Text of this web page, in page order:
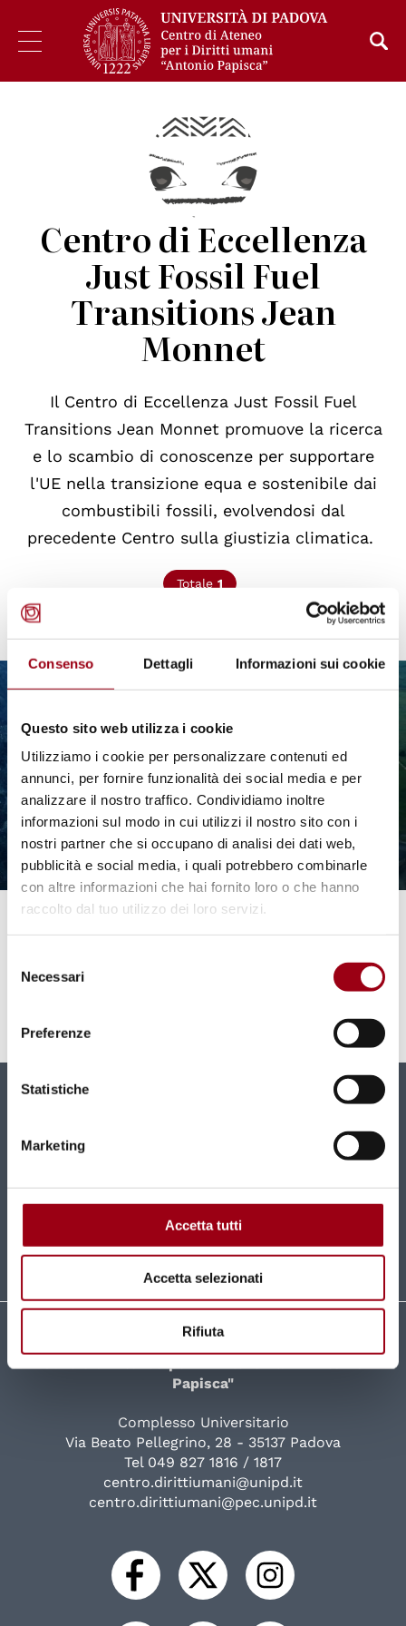
Consenso Dettagli Informazioni sui cookie
Questo sito web utilizza i cookie
Utilizziamo i cookie per personalizzare contenuti ed
annunci, per fornire funzionalità dei social media e per
analizzare il nostro traffico. Condividiamo inoltre
informazioni sul modo in cui utilizzi il nostro sito con i
nostri partner che si occupano di analisi dei dati web,
pubblicità e social media, i quali potrebbero combinarle
con altre informazioni che hai fornito loro o che hanno
raccolto dal tuo utilizzo dei loro servizi.
delNecessari
Preferenze
Statistiche
Marketing
Accetta tutti
Accetta selezionati
Rifiuta
Centro di Eccellenza
Just Fossil Fuel
Transitions Jean
Monnet
Il Centro di Eccellenza Just Fossil Fuel
Transitions Jean Monnet promuove la ricerca
e lo scambio di conoscenze per supportare
l'UE nella transizione equa e sostenibile dai
combustibili fossili, evolvendosi dal
precedente Centro sulla giustizia climatica.
Totale 1
© UN Photo/Gill Fickling
combustibili fossili nel sottosuolo
11.01.2025
Nuovi contenuti e news mensili direttamente nella
ISCRIVITI
Papisca"
Complesso Universitario
Via Beato Pellegrino, 28 - 35137 Padova
Tel 049 827 1816 / 1817
centro.dirittiumani@unipd.it
centro.dirittiumani@pec.unipd.it